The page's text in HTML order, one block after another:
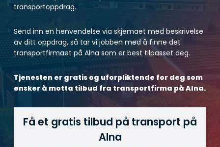
transportoppdrag.
Send inn en henvendelse via skjemaet med beskrivelse
av ditt oppdrag, så tar vi jobben med å finne det
transportfirmaet på Alna som er best tilpasset deg.
Tjenesten er gratis og uforpliktende for deg som
ønsker å motta tilbud fra transportfirma på Alna.
Få et gratis tilbud på transport på
Alna